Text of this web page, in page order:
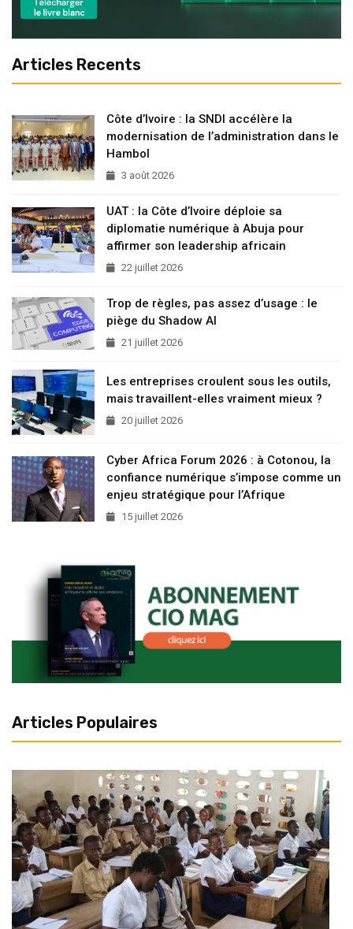
Articles Recents
Côte d’Ivoire : la SNDI accélère la
modernisation de l’administration dans le
Hambol
3 août 2026
UAT : la Côte d’Ivoire déploie sa
diplomatie numérique à Abuja pour
affirmer son leadership africain
22 juillet 2026
Trop de règles, pas assez d’usage : le
piège du Shadow AI
21 juillet 2026
Les entreprises croulent sous les outils,
mais travaillent-elles vraiment mieux ?
20 juillet 2026
Cyber Africa Forum 2026 : à Cotonou, la
confiance numérique s’impose comme un
enjeu stratégique pour l’Afrique
15 juillet 2026
Articles Populaires